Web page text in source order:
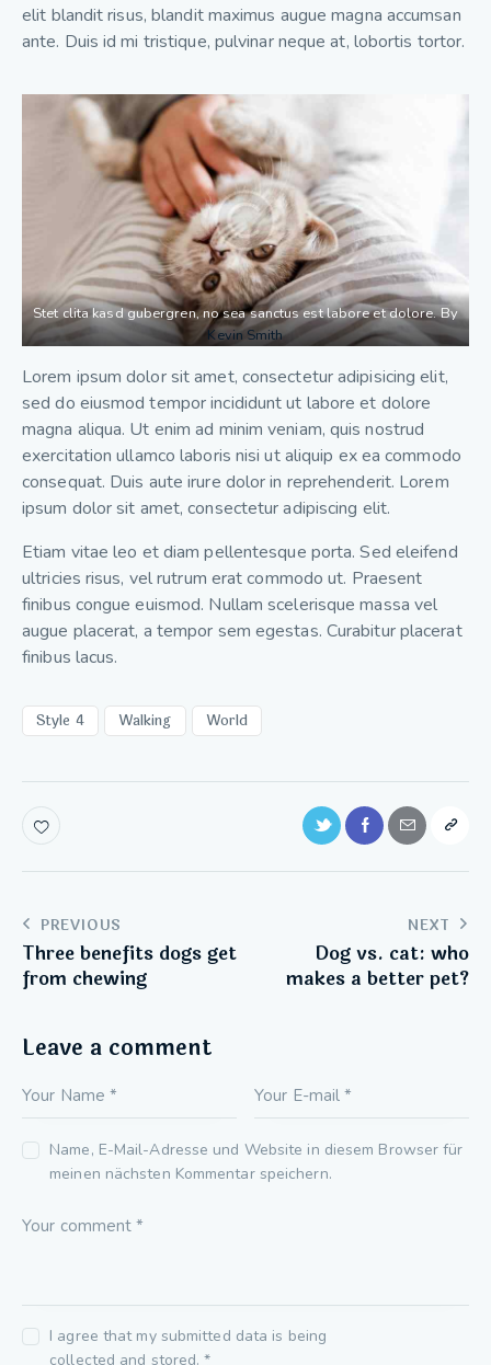
elit blandit risus, blandit maximus augue magna accumsan
ante. Duis id mi tristique, pulvinar neque at, lobortis tortor.
Stet clita kasd gubergren, no sea sanctus est labore et dolore. By
Kevin Smith
Lorem ipsum dolor sit amet, consectetur adipisicing elit,
sed do eiusmod tempor incididunt ut labore et dolore
magna aliqua. Ut enim ad minim veniam, quis nostrud
exercitation ullamco laboris nisi ut aliquip ex ea commodo
consequat. Duis aute irure dolor in reprehenderit. Lorem
ipsum dolor sit amet, consectetur adipiscing elit.
Etiam vitae leo et diam pellentesque porta. Sed eleifend
ultricies risus, vel rutrum erat commodo ut. Praesent
finibus congue euismod. Nullam scelerisque massa vel
augue placerat, a tempor sem egestas. Curabitur placerat
finibus lacus.
Style 4 Walking World
PREVIOUS
Three benefits dogs get
from chewing
NEXT
Dog vs. cat: who
makes a better pet?
Leave a comment
Name, E-Mail-Adresse und Website in diesem Browser für
meinen nächsten Kommentar speichern.
I agree that my submitted data is being
collected and stored.*